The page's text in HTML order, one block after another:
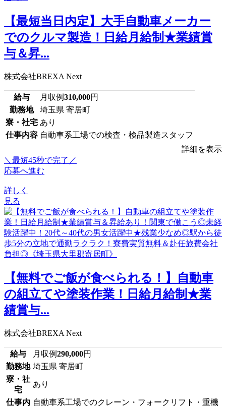
【最短当日内定】大手自動車メーカー
でのクルマ製造！日給月給制★業績賞
与＆昇...
株式会社BREXA Next
給与 月収例310,000円
勤務地
埼玉県 寄居町
寮・社宅 あり
仕事内容 自動車系工場での検査・検品製造スタッフ
詳細を表示
＼最短45秒で完了／
応募へ進む
詳しく
見る
【無料でご飯が食べられる！】自動車
の組立てや塗装作業！日給月給制★業
績賞与...
株式会社BREXA Next
給与 月収例290,000円
勤務地 埼玉県 寄居町
寮・社
宅
あり
仕事内 自動車系工場でのクレーン・フォークリフト・重機